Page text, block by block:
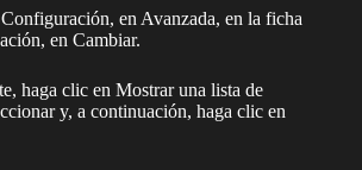
en Avanzada, en la ficha
en Cambiar.
haga clic en Mostrar una lista de
y, a continuación, haga clic en